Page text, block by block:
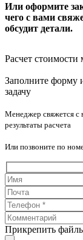
Или оформите
чего с вами
обсудит детали.
Расчет стоимости
Заполните форму
задачу
Менеджер свяжется с
результаты расчета
Или позвоните по
Прикрепить